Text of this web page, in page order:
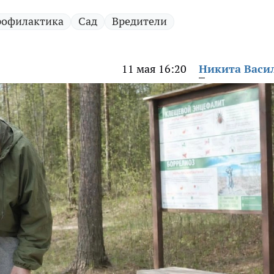
Сад Вредители
11 мая 16:20 Никита